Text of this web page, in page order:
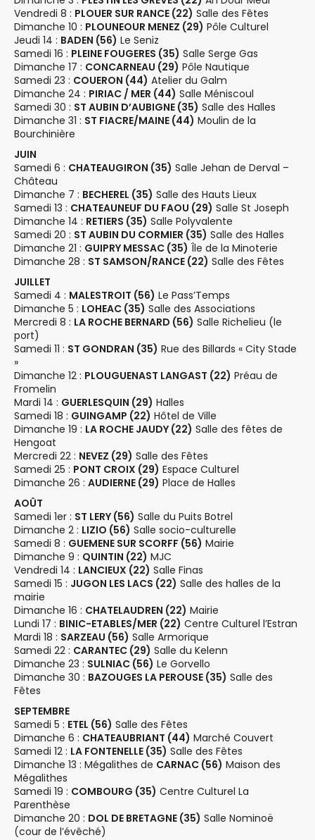
o
n
d
v
u
s
v
è
n
e
e
n
t
s
e
n
t
s
Vendredi 8 : PLOUER SUR RANCE (22) Salle des Fêtes
Dimanche 10 : PLOUNEOUR MENEZ (29) Pôle Culturel
Jeudi 14 : BADEN (56) Le Seniz
Samedi 16 : PLEINE FOUGERES (35) Salle Serge Gas
Dimanche 17 : CONCARNEAU (29) Pôle Nautique
Samedi 23 : COUERON (44) Atelier du Galm
Dimanche 24 : PIRIAC / MER (44) Salle Méniscoul
Samedi 30 : ST AUBIN D’AUBIGNE (35) Salle des Halles
Dimanche 31 : ST FIACRE/MAINE (44) Moulin de la
Bourchinière
JUIN
Samedi 6 : CHATEAUGIRON (35) Salle Jehan de Derval –
Château
Dimanche 7 : BECHEREL (35) Salle des Hauts Lieux
Samedi 13 : CHATEAUNEUF DU FAOU (29) Salle St Joseph
Dimanche 14 : RETIERS (35) Salle Polyvalente
Samedi 20 : ST AUBIN DU CORMIER (35) Salle des Halles
Dimanche 21 : GUIPRY MESSAC (35) Île de la Minoterie
Dimanche 28 : ST SAMSON/RANCE (22) Salle des Fêtes
JUILLET
Samedi 4 : MALESTROIT (56) Le Pass’Temps
Dimanche 5 : LOHEAC (35) Salle des Associations
Mercredi 8 : LA ROCHE BERNARD (56) Salle Richelieu (le
port)
Samedi 11 : ST GONDRAN (35) Rue des Billards « City Stade
»
Dimanche 12 : PLOUGUENAST LANGAST (22) Préau de
Fromelin
Mardi 14 : GUERLESQUIN (29) Halles
Samedi 18 : GUINGAMP (22) Hôtel de Ville
Dimanche 19 : LA ROCHE JAUDY (22) Salle des fêtes de
Hengoat
Mercredi 22 : NEVEZ (29) Salle des Fêtes
Samedi 25 : PONT CROIX (29) Espace Culturel
Dimanche 26 : AUDIERNE (29) Place de Halles
AOÛT
Samedi 1er : ST LERY (56) Salle du Puits Botrel
Dimanche 2 : LIZIO (56) Salle socio-culturelle
Samedi 8 : GUEMENE SUR SCORFF (56) Mairie
Dimanche 9 : QUINTIN (22) MJC
Vendredi 14 : LANCIEUX (22) Salle Finas
Samedi 15 : JUGON LES LACS (22) Salle des halles de la
mairie
Dimanche 16 : CHATELAUDREN (22) Mairie
Lundi 17 : BINIC-ETABLES/MER (22) Centre Culturel l’Estran
Mardi 18 : SARZEAU (56) Salle Armorique
Samedi 22 : CARANTEC (29) Salle du Kelenn
Dimanche 23 : SULNIAC (56) Le Gorvello
Dimanche 30 : BAZOUGES LA PEROUSE (35) Salle des
Fêtes
SEPTEMBRE
Samedi 5 : ETEL (56) Salle des Fêtes
Dimanche 6 : CHATEAUBRIANT (44) Marché Couvert
Samedi 12 : LA FONTENELLE (35) Salle des Fêtes
Dimanche 13 : Mégalithes de CARNAC (56) Maison des
Mégalithes
Samedi 19 : COMBOURG (35) Centre Culturel La
Parenthèse
Dimanche 20 : DOL DE BRETAGNE (35) Salle Nominoë
(cour de l’évêché)